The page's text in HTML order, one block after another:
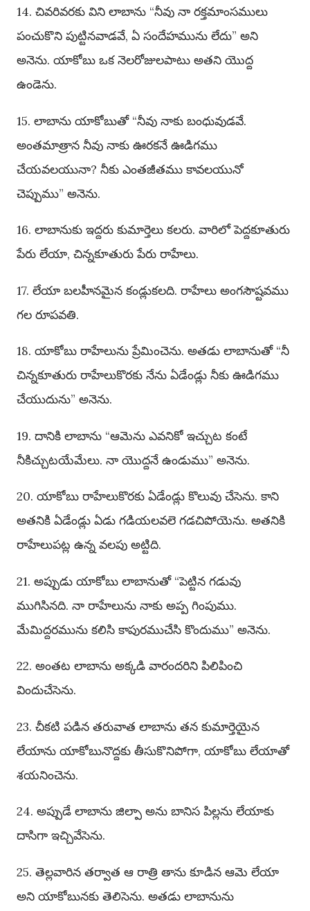
14. చివరివరకు విని లాబాను “నీవు నా రక్తమాంసములు
పంచుకొని పుట్టినవాడవే, ఏ సందేహమును లేదు” అని
అనెను. యాకోబు ఒక నెలరోజులపాటు అతని యొద్ద
ఉండెను.
15. లాబాను యాకోబుతో “నీవు నాకు బంధువుడవే.
అంతమాత్రాన నీవు నాకు ఊరకనే ఊడిగము
చేయవలయునా? నీకు ఎంతజీతము కావలయునో
చెప్పుము” అనెను.
16. లాబానుకు ఇద్దరు కుమార్తెలు కలరు. వారిలో పెద్దకూతురు
పేరు లేయా, చిన్నకూతురు పేరు రాహేలు.
17. లేయా బలహీనమైన కండ్లుకలది. రాహేలు అంగసౌష్టవము
గల రూపవతి.
18. యాకోబు రాహేలును ప్రేమించెను. అతడు లాబానుతో “నీ
చిన్నకూతురు రాహేలుకొరకు నేను ఏడేండ్లు నీకు ఊడిగము
చేయుదును” అనెను.
19. దానికి లాబాను “ఆమెను ఎవనికో ఇచ్చుట కంటే
నీకిచ్చుటయేమేలు. నా యొద్దనే ఉండుము” అనెను.
20. యాకోబు రాహేలుకొరకు ఏడేండ్లు కొలువు చేసెను. కాని
అతనికి ఏడేండ్లు ఏడు గడియలవలె గడచిపోయెను. అతనికి
రాహేలుపట్ల ఉన్న వలపు అట్టిది.
21. అప్పుడు యాకోబు లాబానుతో “పెట్టిన గడువు
ముగిసినది. నా రాహేలును నాకు అప్ప గింపుము.
మేమిద్దరమును కలిసి కాపురముచేసి కొందుము” అనెను.
22. అంతట లాబాను అక్కడి వారందరిని పిలిపించి
విందుచేసెను.
23. చీకటి పడిన తరువాత లాబాను తన కుమార్తెయైన
లేయాను యాకోబునొద్దకు తీసుకొనిపోగా, యాకోబు లేయాతో
శయనించెను.
24. అప్పుడే లాబాను జిల్పా అను బానిస పిల్లను లేయాకు
దాసిగా ఇచ్చివేసెను.
25. తెల్లవారిన తర్వాత ఆ రాత్రి తాను కూడిన ఆమె లేయా
అని యాకోబునకు తెలిసెను. అతడు లాబానును